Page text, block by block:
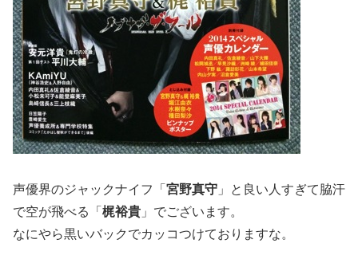
声優界のジャックナイフ「 宮野真守 」と良い人すぎて脇汗
で空が飛べる「 梶裕貴 」でございます。
なにやら黒いバックでカッコつけておりますな。